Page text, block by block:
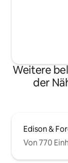
Weitere
der
Edison &
Von 770